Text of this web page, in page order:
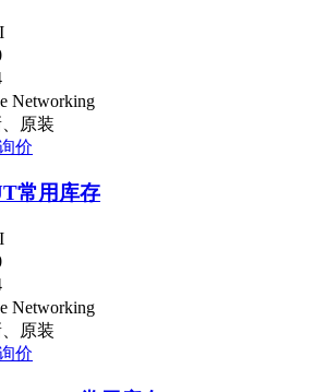
Networking
原装
价
常用库存
Networking
原装
价